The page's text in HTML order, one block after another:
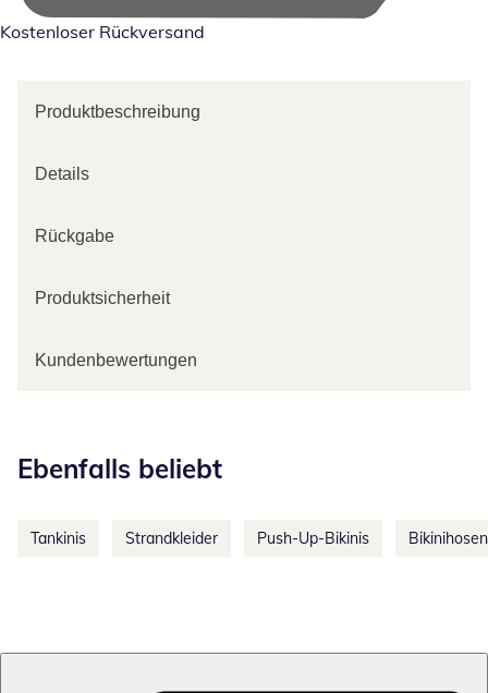
Kostenloser Rückversand
Produktbeschreibung
Details
Rückgabe
Produktsicherheit
Kundenbewertungen
Ebenfalls beliebt
Tankinis Strandkleider Push-Up-Bikinis Bikinihosen